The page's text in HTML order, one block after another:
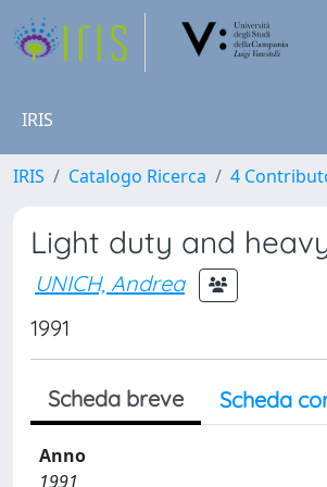
IRIS
IRIS Catalogo Ricerca 4
Light duty and
UNICH, Andrea
1991
Scheda breve Scheda
Anno
1991